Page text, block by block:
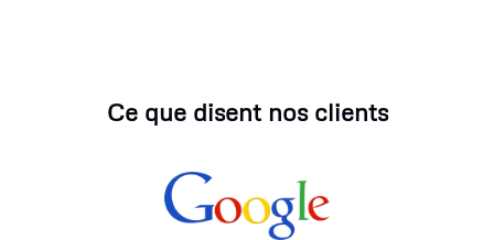
Ce que disent nos clients